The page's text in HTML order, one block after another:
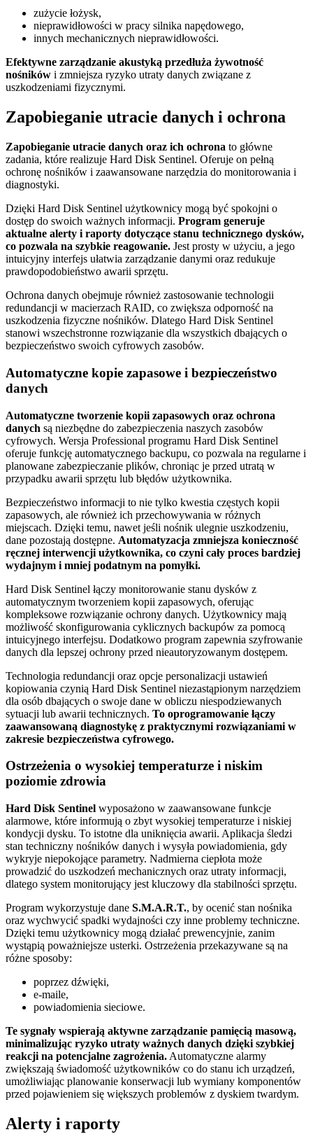
zużycie łożysk,
nieprawidłowości w pracy silnika napędowego,
innych mechanicznych nieprawidłowości.
Efektywne zarządzanie akustyką przedłuża żywotność
nośników i zmniejsza ryzyko utraty danych związane z
uszkodzeniami fizycznymi.
Zapobieganie utracie danych i ochrona
Zapobieganie utracie danych oraz ich ochrona to główne
zadania, które realizuje Hard Disk Sentinel. Oferuje on pełną
ochronę nośników i zaawansowane narzędzia do monitorowania i
diagnostyki.
Dzięki Hard Disk Sentinel użytkownicy mogą być spokojni o
dostęp do swoich ważnych informacji. Program generuje
aktualne alerty i raporty dotyczące stanu technicznego dysków,
co pozwala na szybkie reagowanie. Jest prosty w użyciu, a jego
intuicyjny interfejs ułatwia zarządzanie danymi oraz redukuje
prawdopodobieństwo awarii sprzętu.
Ochrona danych obejmuje również zastosowanie technologii
redundancji w macierzach RAID, co zwiększa odporność na
uszkodzenia fizyczne nośników. Dlatego Hard Disk Sentinel
stanowi wszechstronne rozwiązanie dla wszystkich dbających o
bezpieczeństwo swoich cyfrowych zasobów.
Automatyczne kopie zapasowe i bezpieczeństwo
danych
Automatyczne tworzenie kopii zapasowych oraz ochrona
danych są niezbędne do zabezpieczenia naszych zasobów
cyfrowych. Wersja Professional programu Hard Disk Sentinel
oferuje funkcję automatycznego backupu, co pozwala na regularne i
planowane zabezpieczanie plików, chroniąc je przed utratą w
przypadku awarii sprzętu lub błędów użytkownika.
Bezpieczeństwo informacji to nie tylko kwestia częstych kopii
zapasowych, ale również ich przechowywania w różnych
miejscach. Dzięki temu, nawet jeśli nośnik ulegnie uszkodzeniu,
dane pozostają dostępne. Automatyzacja zmniejsza konieczność
ręcznej interwencji użytkownika, co czyni cały proces bardziej
wydajnym i mniej podatnym na pomyłki.
Hard Disk Sentinel łączy monitorowanie stanu dysków z
automatycznym tworzeniem kopii zapasowych, oferując
kompleksowe rozwiązanie ochrony danych. Użytkownicy mają
możliwość skonfigurowania cyklicznych backupów za pomocą
intuicyjnego interfejsu. Dodatkowo program zapewnia szyfrowanie
danych dla lepszej ochrony przed nieautoryzowanym dostępem.
Technologia redundancji oraz opcje personalizacji ustawień
kopiowania czynią Hard Disk Sentinel niezastąpionym narzędziem
dla osób dbających o swoje dane w obliczu niespodziewanych
sytuacji lub awarii technicznych. To oprogramowanie łączy
zaawansowaną diagnostykę z praktycznymi rozwiązaniami w
zakresie bezpieczeństwa cyfrowego.
Ostrzeżenia o wysokiej temperaturze i niskim
poziomie zdrowia
Hard Disk Sentinel wyposażono w zaawansowane funkcje
alarmowe, które informują o zbyt wysokiej temperaturze i niskiej
kondycji dysku. To istotne dla uniknięcia awarii. Aplikacja śledzi
stan techniczny nośników danych i wysyła powiadomienia, gdy
wykryje niepokojące parametry. Nadmierna ciepłota może
prowadzić do uszkodzeń mechanicznych oraz utraty informacji,
dlatego system monitorujący jest kluczowy dla stabilności sprzętu.
Program wykorzystuje dane S.M.A.R.T., by ocenić stan nośnika
oraz wychwycić spadki wydajności czy inne problemy techniczne.
Dzięki temu użytkownicy mogą działać prewencyjnie, zanim
wystąpią poważniejsze usterki. Ostrzeżenia przekazywane są na
różne sposoby:
poprzez dźwięki,
e-maile,
powiadomienia sieciowe.
Te sygnały wspierają aktywne zarządzanie pamięcią masową,
minimalizując ryzyko utraty ważnych danych dzięki szybkiej
reakcji na potencjalne zagrożenia. Automatyczne alarmy
zwiększają świadomość użytkowników co do stanu ich urządzeń,
umożliwiając planowanie konserwacji lub wymiany komponentów
przed pojawieniem się większych problemów z dyskiem twardym.
Alerty i raporty